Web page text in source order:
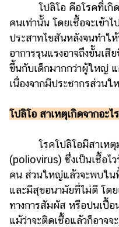
น้ำมัน
วา
ไร
ตี้
แม่
และ
เด็ก
สัตว์
เลี้ยง
โปลิโอ คือโรคที่เกิดจ
คนเท่านั้น โดยเชื้อจะเข้า
ประสาทไขสันหลังจนทำใ
อาการรุนแรงอาจถึงขั้นเ
ขึ้นกับเด็กมากกว่าผู้ใหญ่
เนื่องจากมีประชากรส่วน
โปลิโอ สาเหตุเกิดจากอะไ
โรคโปลิโอมีสาเหตุมา
(poliovirus) ซึ่งเป็นเชื้อไ
คน ส่วนใหญ่แล้วจะพบใน
และมีสุขอนามัยที่ไม่ดี โด
ทางการสัมผัส หรือปนเปื้อ
แม้ว่าจะติดเชื้อแล้วก็อาจจ